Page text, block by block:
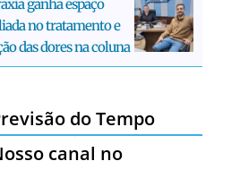
ganha espaço
no tratamento e
das dores na coluna
do Tempo
canal no